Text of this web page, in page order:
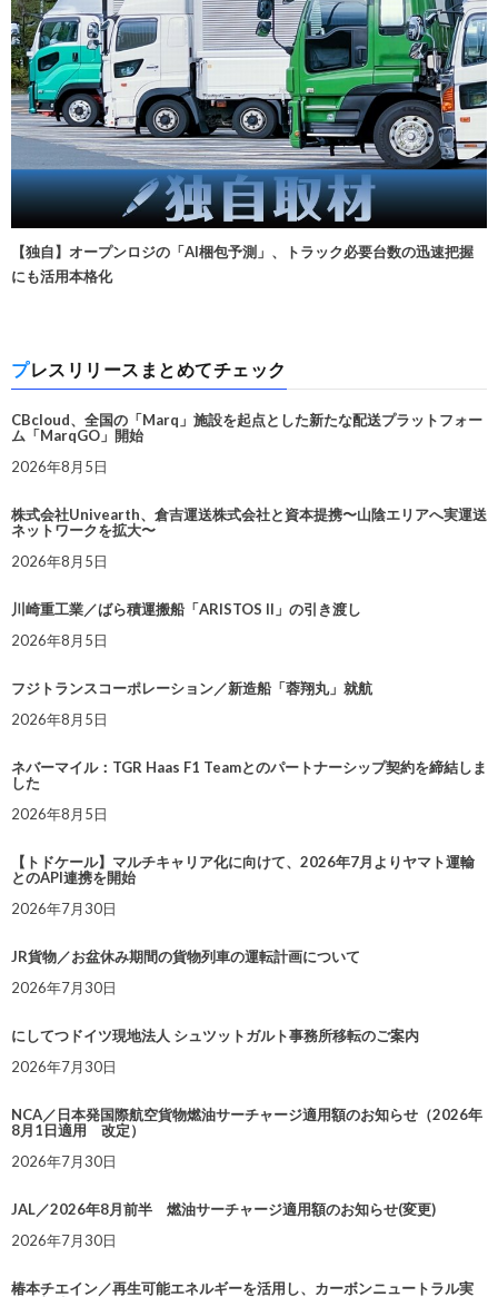
【独自】オープンロジの「AI梱包予測」、トラック必要台数の迅速把握
にも活用本格化
プレスリリースまとめてチェック
CBcloud、全国の「Marq」施設を起点とした新たな配送プラットフォー
ム「MarqGO」開始
2026年8月5日
株式会社Univearth、倉吉運送株式会社と資本提携〜山陰エリアへ実運送
ネットワークを拡大〜
2026年8月5日
川崎重工業／ばら積運搬船「ARISTOS II」の引き渡し
2026年8月5日
フジトランスコーポレーション／新造船「蓉翔丸」就航
2026年8月5日
ネバーマイル：TGR Haas F1 Teamとのパートナーシップ契約を締結しま
した
2026年8月5日
【トドケール】マルチキャリア化に向けて、2026年7月よりヤマト運輸
とのAPI連携を開始
2026年7月30日
JR貨物／お盆休み期間の貨物列車の運転計画について
2026年7月30日
にしてつドイツ現地法人 シュツットガルト事務所移転のご案内
2026年7月30日
NCA／日本発国際航空貨物燃油サーチャージ適用額のお知らせ（2026年
8月1日適用 改定）
2026年7月30日
JAL／2026年8月前半 燃油サーチャージ適用額のお知らせ(変更)
2026年7月30日
椿本チエイン／再生可能エネルギーを活用し、カーボンニュートラル実